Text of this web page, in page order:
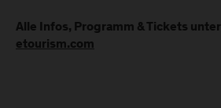
Alle Infos, Programm & Tickets
etourism.com